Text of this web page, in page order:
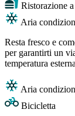
Ristorazione
Aria
Resta fresco e
per garantirti un
temperatura
Aria
Bicicletta